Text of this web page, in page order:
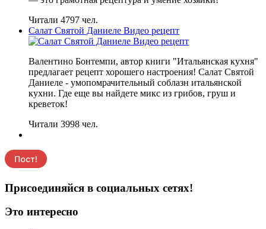
Читали 4797 чел.
Салат Святой Даниеле Видео рецепт
Валентино Бонтемпи, автор книги "Итальянская кухня"
предлагает рецепт хорошего настроения! Салат Святой
Даниеле - умопомрачительный соблазн итальянской
кухни. Где еще вы найдете микс из грибов, груш и
креветок!
Читали 3998 чел.
Присоединяйся в социальных сетях!
Это интересно